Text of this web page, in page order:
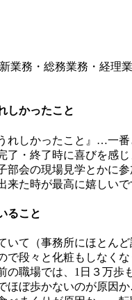
業務・総務業務・経理
しかったこと
れしかったこと』…一番
了・終了時に喜びを感じ
部会の現場見学とかに
来た時が最高に嬉しいで
ること
いて（事務所にほとんど
で段々と化粧もしなく
の職場では、1日３万歩
ほぼ歩かないのが原因